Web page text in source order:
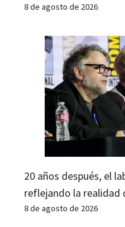
8 de agosto de 2026
20 años después, el
reflejando la realidad
8 de agosto de 2026